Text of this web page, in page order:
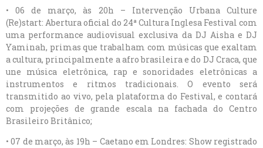
• 06 de março, às 20h – Intervenção Urbana Culture
(Re)start: Abertura oficial do 24ª Cultura Inglesa Festival com
uma performance audiovisual exclusiva da DJ Aisha e DJ
Yaminah, primas que trabalham com músicas que exaltam
a cultura, principalmente a afro brasileira e do DJ Craca, que
une música eletrônica, rap e sonoridades eletrônicas a
instrumentos e ritmos tradicionais. O evento será
transmitido ao vivo, pela plataforma do Festival, e contará
com projeções de grande escala na fachada do Centro
Brasileiro Britânico;
• 07 de março, às 19h – Caetano em Londres: Show registrado